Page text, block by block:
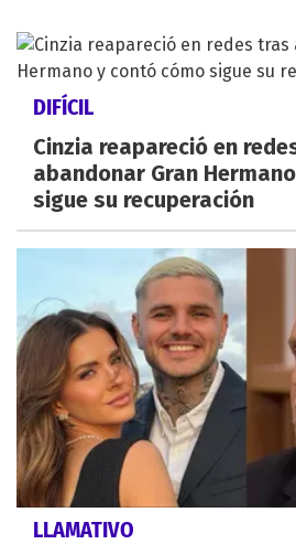
DIFÍCIL
Cinzia reapareció en
abandonar Gran
sigue su recuperación
LLAMATIVO